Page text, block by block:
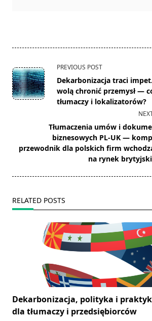
<span
class="nav-
subtitle
screen-
text">Page</span>
PREVIOUS POST
Dekarbonizacja traci
wolą chronić przemysł —
tłumaczy i lokalizatorów?
Tłumaczenia umów i
biznesowych PL-UK —
przewodnik dla polskich firm
na rynek
RELATED POSTS
Dekarbonizacja, polityka i
dla tłumaczy i przedsiębiorców